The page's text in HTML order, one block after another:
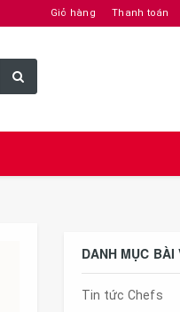
Giỏ hàng Thanh toán
DANH MỤC BÀI
Tin tức Chefs